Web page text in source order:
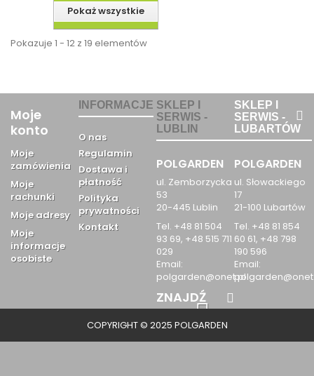
Pokaż wszystkie
Pokazuje 1 - 12 z 19 elementów
INFORMACJE
O nas
Regulamin
Dostawa i
płatność
Polityka
prywatności
Kontakt
SKLEP I
SERWIS -
LUBLIN
POLGARDEN
ul. Zemborzycka
53
20-445 Lublin
Tel. +48 81 504
93 69, +48 515 711
029
Email:
polgarden@onet.pl
ZNAJDŹ
SKLEP I
SERWIS -
LUBARTÓW
POLGARDEN
ul. Słowackiego
17
21-100 Lubartów
Tel. +48 81 854
60 61, +48 798
190 596
Email:
COPYRIGHT © 2025 POLGARDEN
Moje
konto
Moje
zamówienia
Moje
rachunki
Moje adresy
Moje
informacje
osobiste